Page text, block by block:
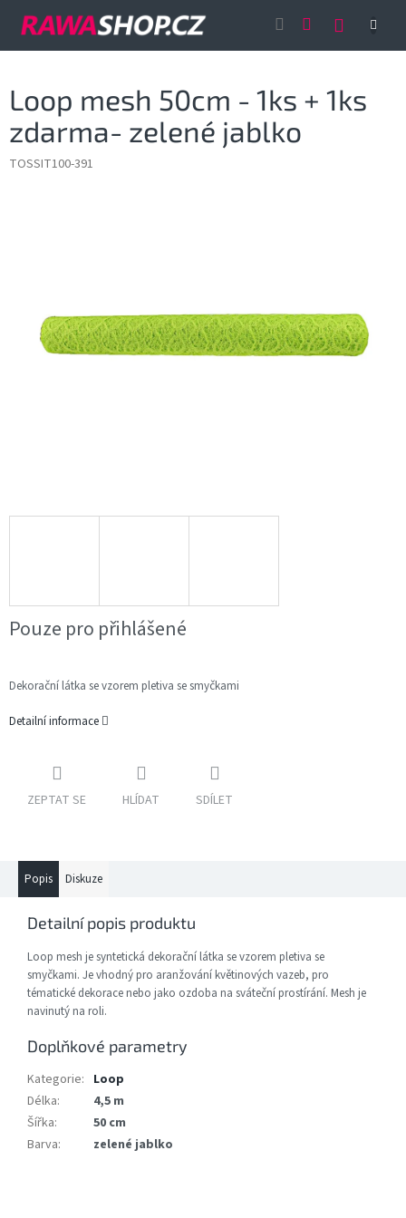
Loop mesh 50cm - 1ks + 1ks
zdarma- zelené jablko
TOSSIT100-391
Pouze pro přihlášené
Dekorační látka se vzorem pletiva se smyčkami
Detailní informace
ZEPTAT SE HLÍDAT SDÍLET
Popis Diskuze
Detailní popis produktu
Loop mesh je syntetická dekorační látka se vzorem pletiva se
smyčkami. Je vhodný pro aranžování květinových vazeb, pro
tématické dekorace nebo jako ozdoba na sváteční prostírání. Mesh je
navinutý na roli.
Doplňkové parametry
Kategorie: Loop
Délka:
4,5 m
Šířka:
50 cm
Barva: zelené jablko